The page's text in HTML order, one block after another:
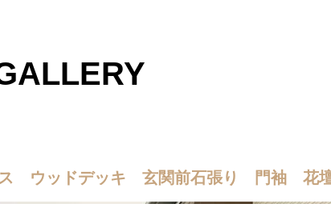
ス ウッドデッキ 玄関前石張り 門袖 花